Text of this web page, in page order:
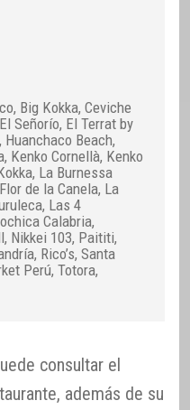
Big Kokka, Ceviche
Señorío, El Terrat by
Beach,
Kenko Cornellà, Kenko
La Burnessa
de la Canela, La
Las 4
Calabria,
Nikkei 103, Paititi,
Rico’s, Santa
Perú, Totora,
consultar el
además de su